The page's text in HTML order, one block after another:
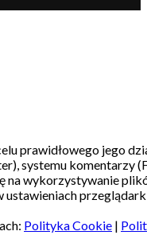
prawidłowego jego
systemu komentarzy
na wykorzystywanie
ustawieniach
Polityka Cookie |